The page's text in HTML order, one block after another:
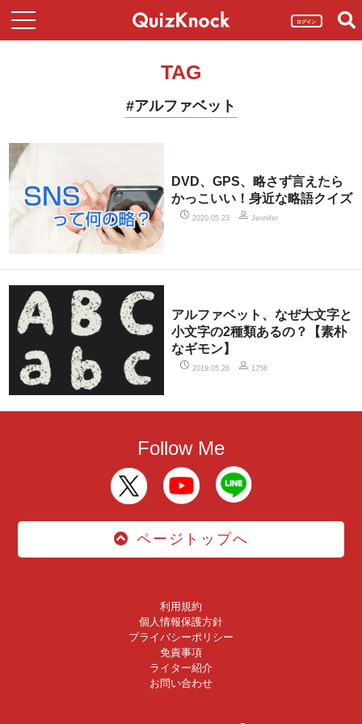
ログイン
TAG
#アルファベット
DVD、GPS、略さず言えたら
かっこいい！身近な略語クイズ
2020.05.23 Jennifer
アルファベット、なぜ大文字と
小文字の2種類あるの？【素朴
なギモン】
2019.05.26 1758
Follow Me
ページトップへ
利用規約
個人情報保護方針
プライバシーポリシー
免責事項
ライター紹介
お問い合わせ